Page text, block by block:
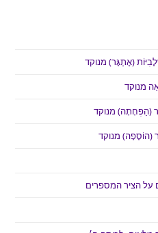
(אֶתְגָּר) מנוקד
מנוקד
(הַפְחָתָה) מנוקד
(הוֹסָפָה) מנוקד
על הציר המספרים